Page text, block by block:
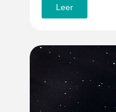
Leer